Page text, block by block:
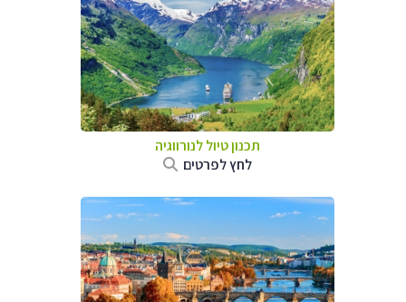
תכנון טיול לנורווגיה
לחץ לפרטים